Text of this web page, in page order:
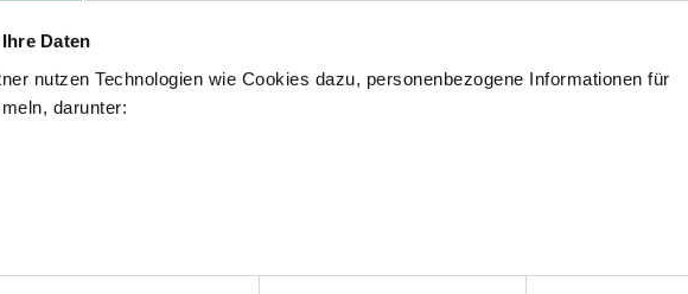
Daten
nutzen Technologien wie Cookies dazu, personenbezogene Informationen für
darunter:
erteilen Sie Ihre Einwilligung für alle diese Zwecke. Sie können auch